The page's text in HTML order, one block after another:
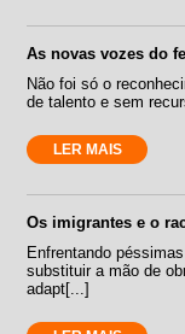
As novas vozes do
Não foi só o
de talento e sem
LER MAIS
Os imigrantes e o
Enfrentando
substituir a mão de
adapt[...]